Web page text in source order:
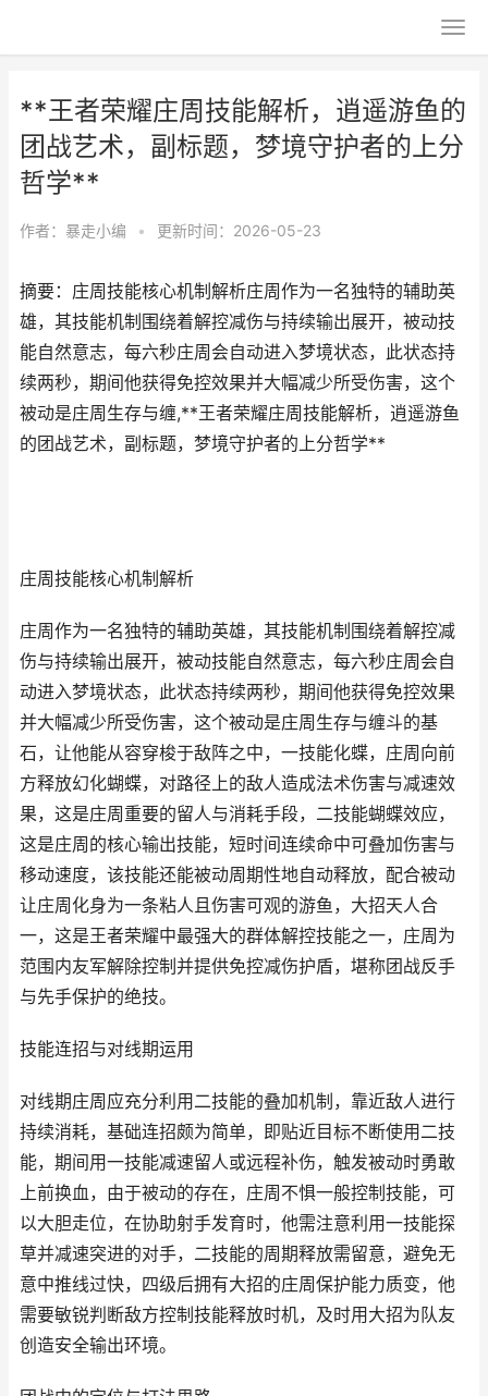
**王者荣耀庄周技能解析，逍遥游鱼的
团战艺术，副标题，梦境守护者的上分
哲学**
作者： 暴走小编 • 更新时间：2026-05-23
摘要：庄周技能核心机制解析庄周作为一名独特的辅助英
雄，其技能机制围绕着解控减伤与持续输出展开，被动技
能自然意志，每六秒庄周会自动进入梦境状态，此状态持
续两秒，期间他获得免控效果并大幅减少所受伤害，这个
被动是庄周生存与缠,**王者荣耀庄周技能解析，逍遥游鱼
的团战艺术，副标题，梦境守护者的上分哲学**
庄周技能核心机制解析
庄周作为一名独特的辅助英雄，其技能机制围绕着解控减
伤与持续输出展开，被动技能自然意志，每六秒庄周会自
动进入梦境状态，此状态持续两秒，期间他获得免控效果
并大幅减少所受伤害，这个被动是庄周生存与缠斗的基
石，让他能从容穿梭于敌阵之中，一技能化蝶，庄周向前
方释放幻化蝴蝶，对路径上的敌人造成法术伤害与减速效
果，这是庄周重要的留人与消耗手段，二技能蝴蝶效应，
这是庄周的核心输出技能，短时间连续命中可叠加伤害与
移动速度，该技能还能被动周期性地自动释放，配合被动
让庄周化身为一条粘人且伤害可观的游鱼，大招天人合
一，这是王者荣耀中最强大的群体解控技能之一，庄周为
范围内友军解除控制并提供免控减伤护盾，堪称团战反手
与先手保护的绝技。
技能连招与对线期运用
对线期庄周应充分利用二技能的叠加机制，靠近敌人进行
持续消耗，基础连招颇为简单，即贴近目标不断使用二技
能，期间用一技能减速留人或远程补伤，触发被动时勇敢
上前换血，由于被动的存在，庄周不惧一般控制技能，可
以大胆走位，在协助射手发育时，他需注意利用一技能探
草并减速突进的对手，二技能的周期释放需留意，避免无
意中推线过快，四级后拥有大招的庄周保护能力质变，他
需要敏锐判断敌方控制技能释放时机，及时用大招为队友
创造安全输出环境。